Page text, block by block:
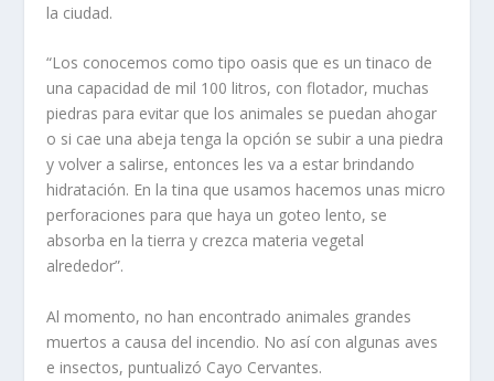
la ciudad.
“Los conocemos como tipo oasis que es un tinaco de
una capacidad de mil 100 litros, con flotador, muchas
piedras para evitar que los animales se puedan ahogar
o si cae una abeja tenga la opción se subir a una piedra
y volver a salirse, entonces les va a estar brindando
hidratación. En la tina que usamos hacemos unas micro
perforaciones para que haya un goteo lento, se
absorba en la tierra y crezca materia vegetal
alrededor”.
Al momento, no han encontrado animales grandes
muertos a causa del incendio. No así con algunas aves
e insectos, puntualizó Cayo Cervantes.